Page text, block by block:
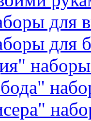
для
для